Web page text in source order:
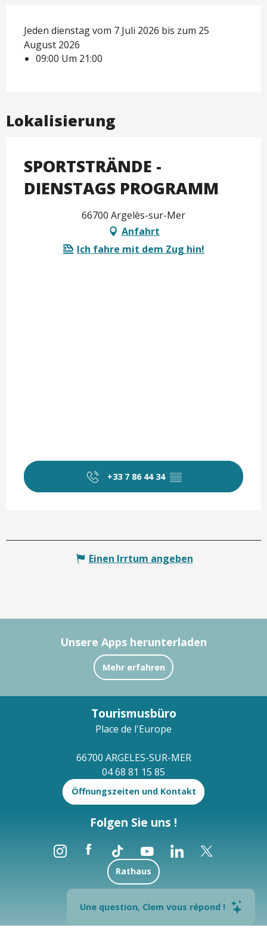
Jeden dienstag vom 7 Juli 2026 bis zum 25
August 2026
09:00 Um 21:00
Lokalisierung
SPORTSTRÄNDE -
DIENSTAGS PROGRAMM
66700 Argelès-sur-Mer
Anfahrt
Ich fahre mit dem Zug hin!
+33 7 86 44 34 ▒▒
Einen Irrtum angeben
Une question, Clem vous répond !
Unsere Apps herunterladen
Mehr erfahren
Tourismusbüro
Place de l'Europe
66700 ARGELES-SUR-MER
04 68 81 15 85
Öffnungszeiten und Kontakt
Folgen Sie uns !
Rathaus
Brochures